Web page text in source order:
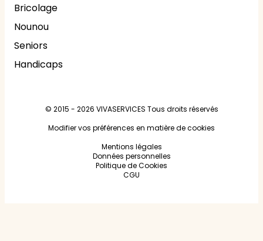
Bricolage
Nounou
Seniors
Handicaps
© 2015 - 2026 VIVASERVICES Tous droits réservés
Modifier vos préférences en matière de cookies
Mentions légales
Données personnelles
Politique de Cookies
CGU